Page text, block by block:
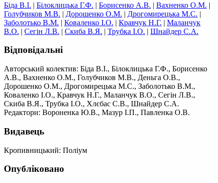
Біда В.І. | Білоклицька Г.Ф. | Борисенко А.В. | Вахненко О.М. |
Голубчиков М.В. | Дорошенко О.М. | Дрогомирецька М.С. |
Заболотько В.М. | Коваленко І.О. | Кравчук Н.Г. | Маланчук
В.О. | Сегін Л.В. | Скиба В.Я. | Трубка І.О. | Шнайдер С.А.
Відповідальні
Авторський колектив: Біда В.І., Білоклицька Г.Ф., Борисенко
А.В., Вахненко О.М., Голубчиков М.В., Деньга О.В.,
Дорошенко О.М., Дрогомирецька М.С., Заболотько В.М.,
Коваленко І.О., Кравчук Н.Г., Маланчук В.О., Сегін Л.В.,
Скиба В.Я., Трубка І.О., Хлєбас С.В., Шнайдер С.А.
Редактори: Вороненка Ю.В., Мазур І.П., Павленка О.В.
Видавець
Кропивницький: Поліум
Опубліковано